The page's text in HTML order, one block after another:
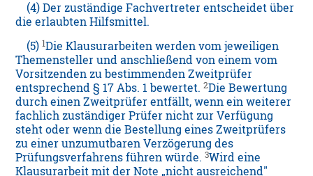
(4) Der zuständige Fachvertreter entscheidet über
die erlaubten Hilfsmittel.
(5)1Die Klausurarbeiten werden vom jeweiligen
Themensteller und anschließend von einem vom
Vorsitzenden zu bestimmenden Zweitprüfer
entsprechend § 17 Abs. 1 bewertet.2Die Bewertung
durch einen Zweitprüfer entfällt, wenn ein weiterer
fachlich zuständiger Prüfer nicht zur Verfügung
steht oder wenn die Bestellung eines Zweitprüfers
zu einer unzumutbaren Verzögerung des
Prüfungsverfahrens führen würde.3Wird eine
Klausurarbeit mit der Note „nicht ausreichend"